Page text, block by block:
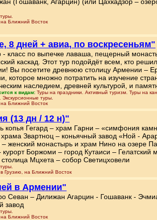
Ближний Восток
8 дней + авиа, по воскресеньям"
- класс по выпечке лаваша, пещерный
каскад. Этот тур подойдёт всем, кто
Вы посетите древнюю столицу Армении –
которое множно потратить на изучение
наследием, древней культурой, и
к видам: Туры на праздники. Активный туризм. Туры на
туры.
Ближний Восток
(13 дн / 12 н)"
копья Гегард – храм Гарни – «симфония
Звартноц – коньячный завод «Ной -
– женский монастырь и храм Нино на озере
курорт Боржоми – город Кутаиси –
Мцхета – собор Светицховели
Грузию, на Ближний Восток
в Армении"
Севан – Дилижан Агарцин - Гошаванк -
завод
Ближний Восток